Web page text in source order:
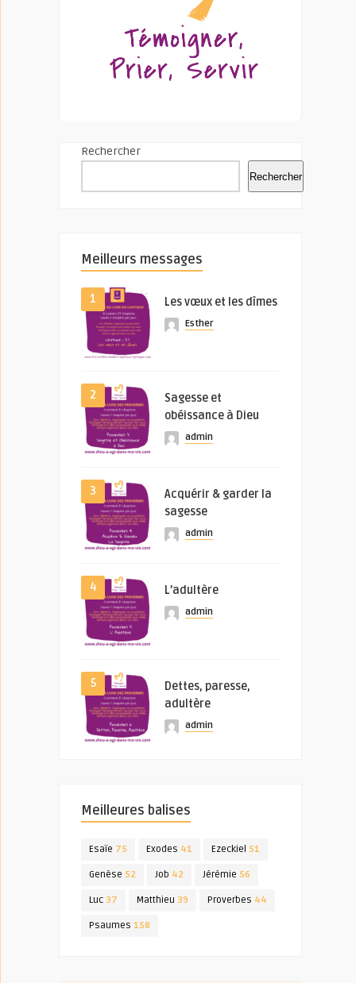
Rechercher
Rechercher
Meilleurs messages
1 Les vœux et les dîmes
Esther
2
Sagesse et
obéissance à Dieu
admin
3
Acquérir & garder la
sagesse
admin
4 L’adultère
admin
5
Dettes, paresse,
adultère
admin
Meilleures balises
Esaïe 75 Exodes 41 Ezeckiel 51
Genèse 52 Job 42 Jérémie 56
Luc 37 Matthieu 39 Proverbes 44
Psaumes 158